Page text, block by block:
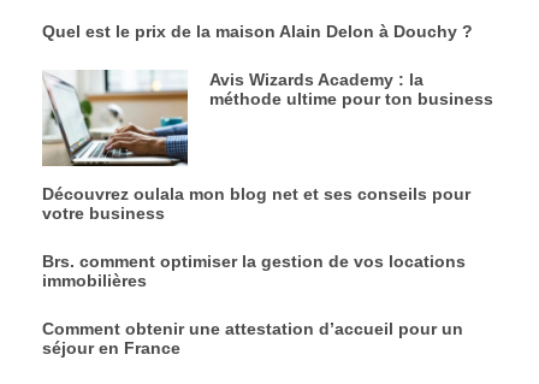
Quel est le prix de la maison Alain Delon à Douchy ?
Avis Wizards Academy : la
méthode ultime pour ton business
Découvrez oulala mon blog net et ses conseils pour
votre business
Brs. comment optimiser la gestion de vos locations
immobilières
Comment obtenir une attestation d’accueil pour un
séjour en France